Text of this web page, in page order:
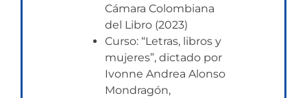
Cámara Colombiana
del Libro (2023)
Curso: “Letras, libros y
mujeres”, dictado por
Ivonne Andrea Alonso
Mondragón,